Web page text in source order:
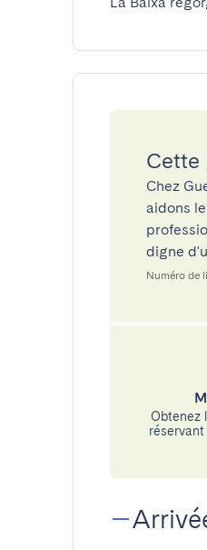
Cette
Chez
aidons
digne
Numéro de
Obtenez